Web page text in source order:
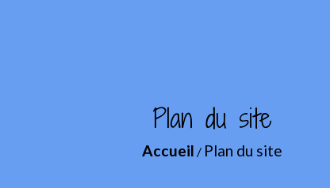
Plan du site
Accueil / Plan du site